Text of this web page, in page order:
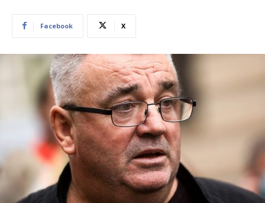
Facebook X